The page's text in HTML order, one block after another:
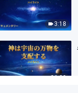
3:18
26:29